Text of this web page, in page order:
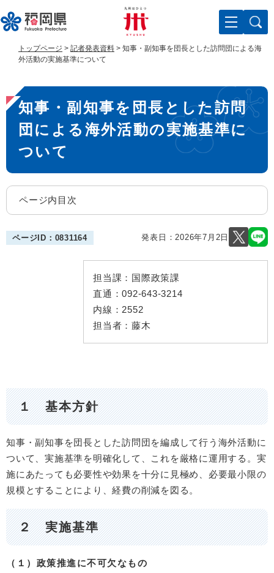
ー
ジ
す
。
ニ
ュ
し
て
トップページ > 記者発表資料 > 知事・副知事を団長とした訪問団による海
外活動の実施基準について
本
文
知事・副知事を団長とした訪問
団による海外活動の実施基準に
ついて
ページ内目次
ページID：0831164 発表日：2026年7月2日
担当課： 国際政策課
直通：092-643-3214
内線： 2552
担当者： 藤木
１ 基本方針
知事・副知事を団長とした訪問団を編成して行う海外活動に
ついて、実施基準を明確化して、これを厳格に運用する。実
施にあたっても必要性や効果を十分に見極め、必要最小限の
規模とすることにより、経費の削減を図る。 ​
２ 実施基準
（１）政策推進に不可欠なもの